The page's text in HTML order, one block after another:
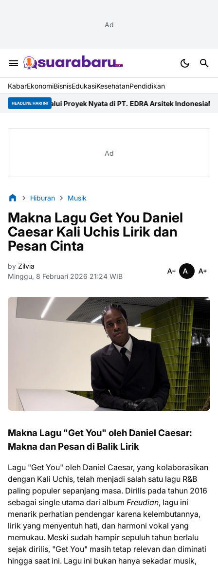
Ad
KabarEkonomiBisnisEdukasiKesehatanPendidikan
HEADLINE HARI INI
Proyek Nyata di PT. EDRA Arsitek IndonesiaMerdeka Ride
Ad
Hiburan Musik
Makna Lagu Get You Daniel
Caesar Kali Uchis Lirik dan
Pesan Cinta
by Zilvia
Minggu, 8 Februari 2026 21:24 WIB
Makna Lagu "Get You" oleh Daniel Caesar:
Makna dan Pesan di Balik Lirik
Lagu "Get You" oleh Daniel Caesar, yang kolaborasikan
dengan Kali Uchis, telah menjadi salah satu lagu R&B
paling populer sepanjang masa. Dirilis pada tahun 2016
sebagai single utama dari album Freudian, lagu ini
menarik perhatian pendengar karena kelembutannya,
lirik yang menyentuh hati, dan harmoni vokal yang
memukau. Meski sudah hampir sepuluh tahun berlalu
sejak dirilis, "Get You" masih tetap relevan dan diminati
hingga saat ini. Lagu ini bukan hanya sekadar musik,